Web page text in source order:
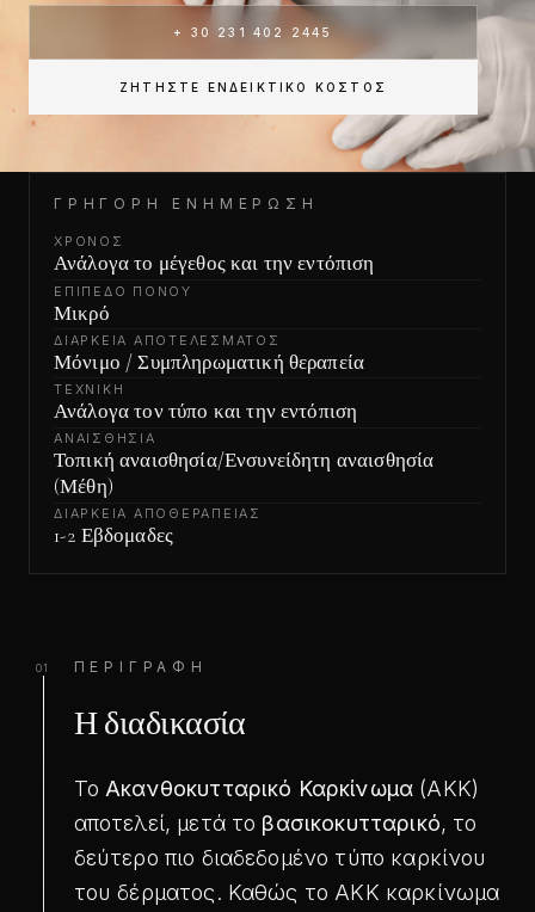
+ 30 231 402 2445
ΖΗΤΉΣΤΕ ΕΝΔΕΙΚΤΙΚΌ ΚΌΣΤΟΣ
ΓΡΉΓΟΡΗ ΕΝΗΜΈΡΩΣΗ
ΧΡΌΝΟΣ
Ανάλογα το μέγεθος και την εντόπιση
ΕΠΊΠΕΔΟ ΠΌΝΟΥ
Μικρό
ΔΙΆΡΚΕΙΑ ΑΠΟΤΕΛΈΣΜΑΤΟΣ
Μόνιμο / Συμπληρωματική θεραπεία
ΤΕΧΝΙΚΉ
Ανάλογα τον τύπο και την εντόπιση
ΑΝΑΙΣΘΗΣΊΑ
Τοπική αναισθησία/Ενσυνείδητη αναισθησία
(Μέθη)
ΔΙΆΡΚΕΙΑ ΑΠΟΘΕΡΑΠΕΊΑΣ
1-2 Εβδομαδες
01 ΠΕΡΙΓΡΑΦΉ
Η διαδικασία
Το Ακανθοκυτταρικό Καρκίνωμα (ΑΚΚ)
αποτελεί, μετά το βασικοκυτταρικό, το
δεύτερο πιο διαδεδομένο τύπο καρκίνου
του δέρματος. Καθώς το ΑΚΚ καρκίνωμα